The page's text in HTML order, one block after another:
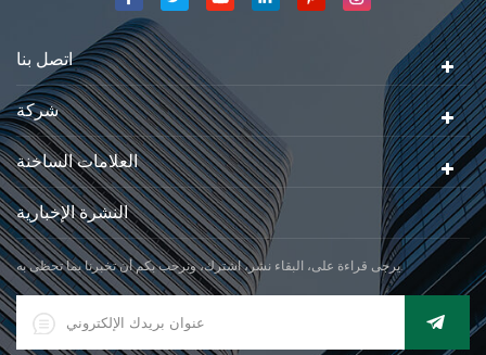
مقياس المحدودةكان تأسيس تقع من
اتصل بنا
شركة
العلامات الساخنة
النشرة الإخبارية
يرجى قراءة على، البقاء نشر، اشترك، ونرحب بكم أن تخبرنا بما تحظى به.